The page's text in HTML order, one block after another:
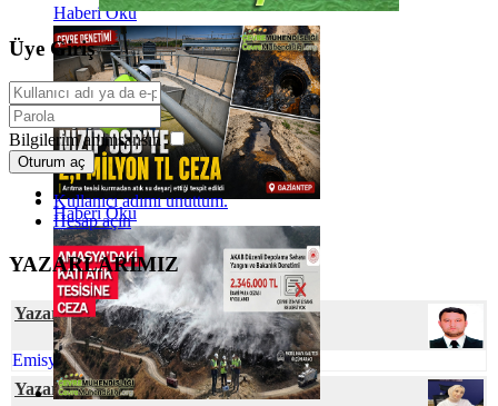
Haberi Oku
Haberi Oku
Üye Giriş
Bilgilerim anımsansın
Oturum aç
Kullanıcı adımı unuttum.
Hesap açın
YAZARLARIMIZ
Yazar Ferhat ELÇİ
Emisyon Nedir? Emisyon Ölçümü Nedir?
Yazar Tuğba KAKTİMUR